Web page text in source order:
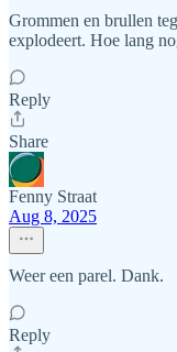
Grommen en brullen
explodeert. Hoe lang
Reply
Share
Fenny Straat
Aug 8, 2025
Weer een parel. Dank.
Reply